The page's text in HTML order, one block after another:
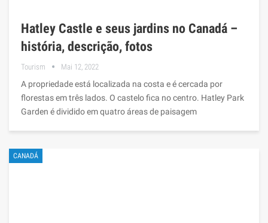
Hatley Castle e seus jardins no Canadá –
história, descrição, fotos
Tourism Mai 12, 2022
A propriedade está localizada na costa e é cercada por
florestas em três lados. O castelo fica no centro. Hatley Park
Garden é dividido em quatro áreas de paisagem
CANADÁ